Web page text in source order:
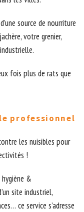
source de nourriture
votre grenier,
fois plus de rats que
professionnel
les nuisibles pour
!
hygiène &
site industriel,
ce service s’adresse